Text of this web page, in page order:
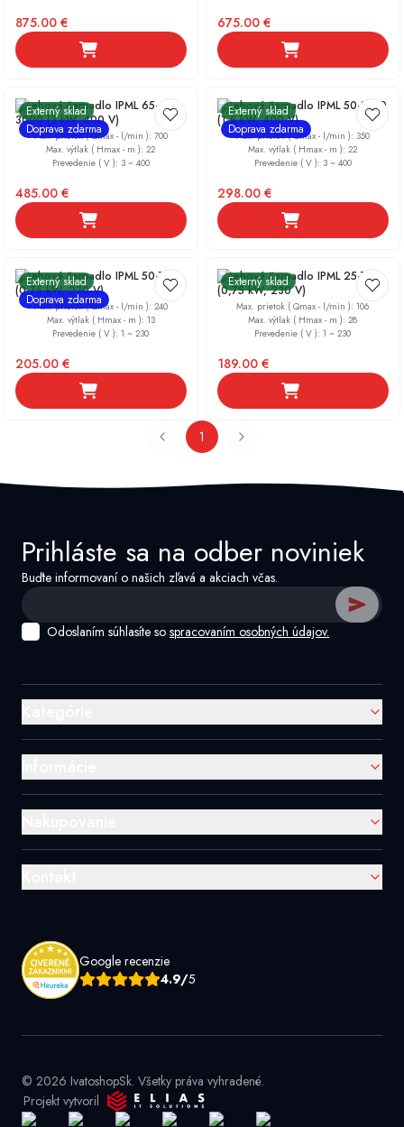
875.00 € 675.00€
Externý sklad
Doprava zdarma
Obehové čerpadlo IPML 65-
3000 (3 kW, 400 V)
Max. prietok ( Qmax - l/min ): 700
Max. výtlak ( Hmax - m ):22
Prevedenie ( V ): 3 ~ 400
485.00 €
Externý sklad
Doprava zdarma
Obehové čerpadlo IPML 50-1500
(1,5 kW, 400 V)
Max. prietok ( Qmax - l/min ): 350
Max. výtlak ( Hmax - m ):22
Prevedenie ( V ): 3 ~ 400
298.00€
Externý sklad
Doprava zdarma
Obehové čerpadlo IPML 50-750
(0,75 kW, 230 V)
Max. prietok ( Qmax - l/min ): 240
Max. výtlak ( Hmax - m ): 13
Prevedenie ( V ):1 ~ 230
205.00 €
Externý sklad
Obehové čerpadlo IPML 25-750
(0,75 kW, 230 V)
Max. prietok ( Qmax - l/min ):106
Max. výtlak ( Hmax - m ):28
Prevedenie ( V ):1 ~ 230
189.00€
1
Prihláste sa na odber noviniek
Buďte informovaní o našich zľavá a akciach včas.
Odoslaním súhlasíte so spracovaním osobných údajov.
Google recenzie
4.9/5
© 2026 IvatoshopSk. Všetky práva vyhradené.
Projekt vytvoril